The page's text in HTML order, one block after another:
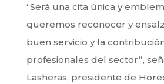
“Será una cita única y
queremos reconocer y
buen servicio y la
profesionales del sector”,
Lasheras, presidente de